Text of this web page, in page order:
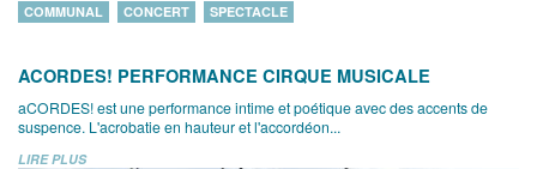
COMMUNAL CONCERT SPECTACLE
ACORDES! PERFORMANCE CIRQUE MUSICALE
aCORDES! est une performance intime et poétique avec des accents de
suspence. L'acrobatie en hauteur et l'accordéon...
LIRE PLUS